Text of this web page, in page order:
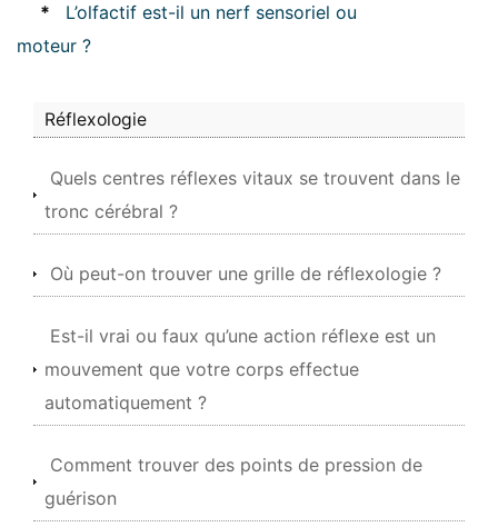
*
L’olfactif est-il un nerf sensoriel ou
moteur ?
Réflexologie
Quels centres réflexes vitaux se trouvent dans le
tronc cérébral ?
Où peut-on trouver une grille de réflexologie ?
Est-il vrai ou faux qu’une action réflexe est un
mouvement que votre corps effectue
automatiquement ?
Comment trouver des points de pression de
guérison